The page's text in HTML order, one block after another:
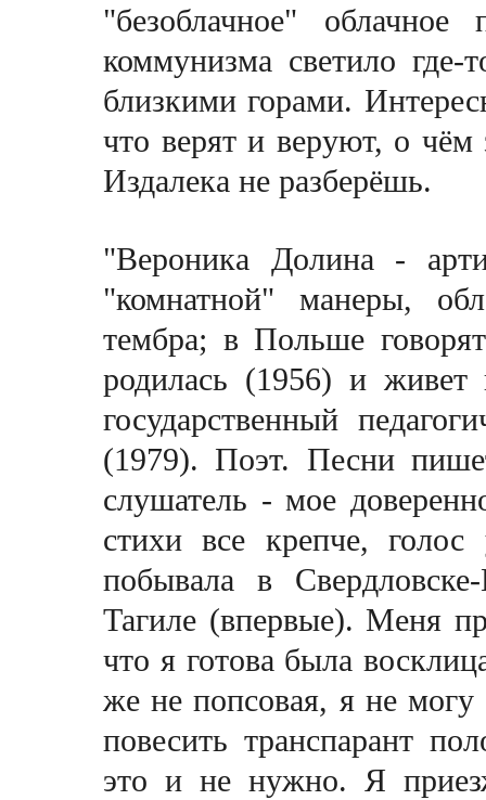
"безоблачное"
коммунизма светило где-
близкими горами.
что верят и веруют, о чём
Издалека не разберёшь.
"Вероника Долина -
"комнатной" манеры,
тембра; в Польше
родилась (1956) и
государственный
(1979). Поэт. Песни
слушатель - мое
стихи все крепче,
побывала в
Тагиле (впервые). Меня
что я готова была
же не попсовая, я не
повесить транспарант
это и не нужно. Я